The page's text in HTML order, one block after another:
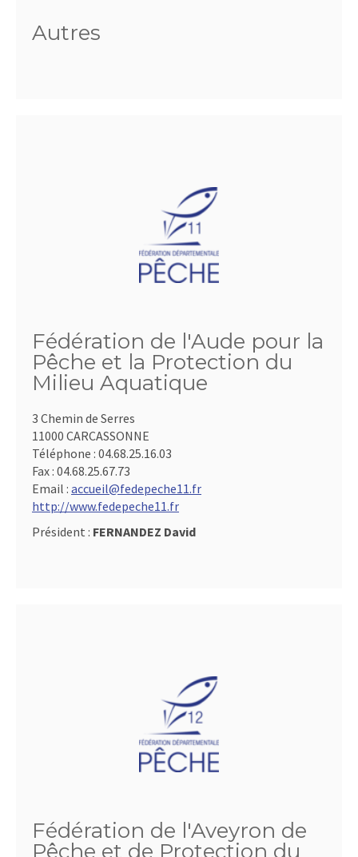
Autres
Fédération de l'Aude pour la
Pêche et la Protection du
Milieu Aquatique
3 Chemin de Serres
11000 CARCASSONNE
Téléphone : 04.68.25.16.03
Fax : 04.68.25.67.73
Email : accueil@fedepeche11.fr
http://www.fedepeche11.fr
Président : FERNANDEZ David
Fédération de l'Aveyron de
Pêche et de Protection du